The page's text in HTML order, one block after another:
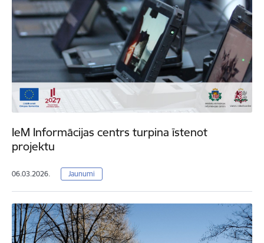
IeM Informācijas centrs turpina īstenot
projektu
06.03.2026. Jaunumi